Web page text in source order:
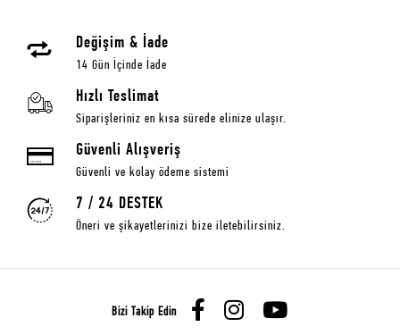
Değişim & İade
14 Gün İçinde İade
Hızlı Teslimat
Siparişleriniz en kısa sürede elinize ulaşır.
Güvenli Alışveriş
Güvenli ve kolay ödeme sistemi
7 / 24 DESTEK
Öneri ve şikayetlerinizi bize iletebilirsiniz.
Bizi Takip Edin